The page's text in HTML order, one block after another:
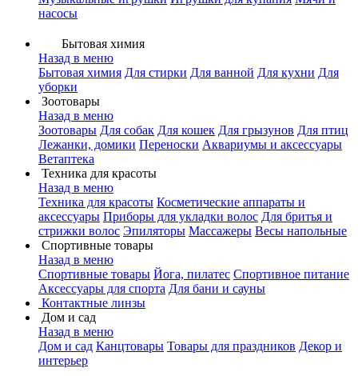
насосы
Бытовая химия
Назад в меню
Бытовая химия Для стирки Для ванной Для кухни Для
уборки
Зоотовары
Назад в меню
Зоотовары Для собак Для кошек Для грызунов Для птиц
Лежанки, домики Переноски Аквариумы и аксессуары
Ветаптека
Техника для красоты
Назад в меню
Техника для красоты Косметические аппараты и
аксессуары Приборы для укладки волос Для бритья и
стрижки волос Эпиляторы Массажеры Весы напольные
Спортивные товары
Назад в меню
Спортивные товары Йога, пилатес Спортивное питание
Аксессуары для спорта Для бани и сауны
Контактные линзы
Дом и сад
Назад в меню
Дом и сад Канцтовары Товары для праздников Декор и
интерьер